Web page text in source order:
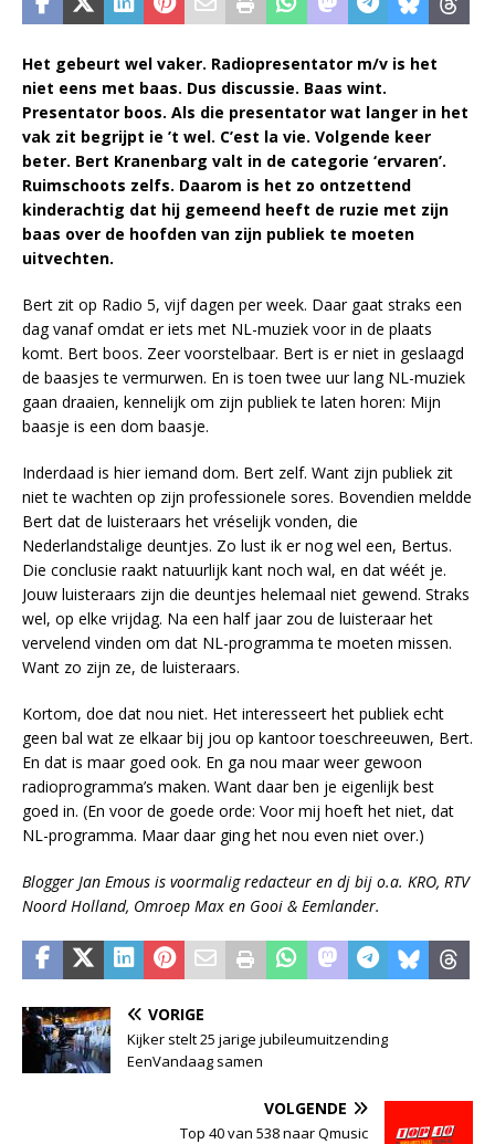
Het gebeurt wel vaker. Radiopresentator m/v is het
niet eens met baas. Dus discussie. Baas wint.
Presentator boos. Als die presentator wat langer in het
vak zit begrijpt ie ’t wel. C’est la vie. Volgende keer
beter. Bert Kranenbarg valt in de categorie ‘ervaren’.
Ruimschoots zelfs. Daarom is het zo ontzettend
kinderachtig dat hij gemeend heeft de ruzie met zijn
baas over de hoofden van zijn publiek te moeten
uitvechten.
Bert zit op Radio 5, vijf dagen per week. Daar gaat straks een
dag vanaf omdat er iets met NL-muziek voor in de plaats
komt. Bert boos. Zeer voorstelbaar. Bert is er niet in geslaagd
de baasjes te vermurwen. En is toen twee uur lang NL-muziek
gaan draaien, kennelijk om zijn publiek te laten horen: Mijn
baasje is een dom baasje.
Inderdaad is hier iemand dom. Bert zelf. Want zijn publiek zit
niet te wachten op zijn professionele sores. Bovendien meldde
Bert dat de luisteraars het vréselijk vonden, die
Nederlandstalige deuntjes. Zo lust ik er nog wel een, Bertus.
Die conclusie raakt natuurlijk kant noch wal, en dat wéét je.
Jouw luisteraars zijn die deuntjes helemaal niet gewend. Straks
wel, op elke vrijdag. Na een half jaar zou de luisteraar het
vervelend vinden om dat NL-programma te moeten missen.
Want zo zijn ze, de luisteraars.
Kortom, doe dat nou niet. Het interesseert het publiek echt
geen bal wat ze elkaar bij jou op kantoor toeschreeuwen, Bert.
En dat is maar goed ook. En ga nou maar weer gewoon
radioprogramma’s maken. Want daar ben je eigenlijk best
goed in. (En voor de goede orde: Voor mij hoeft het niet, dat
NL-programma. Maar daar ging het nou even niet over.)
Blogger Jan Emous is voormalig redacteur en dj bij o.a. KRO, RTV
Noord Holland, Omroep Max en Gooi & Eemlander.
VORIGE
Kijker stelt 25 jarige jubileumuitzending
EenVandaag samen
VOLGENDE
Top 40 van 538 naar Qmusic